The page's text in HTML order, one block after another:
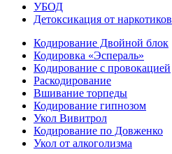
УБОД
Детоксикация от наркотиков
Кодирование Двойной блок
Кодировка «Эспераль»
Кодирование с провокацией
Раскодирование
Вшивание торпеды
Кодирование гипнозом
Укол Вивитрол
Кодирование по Довженко
Укол от алкоголизма